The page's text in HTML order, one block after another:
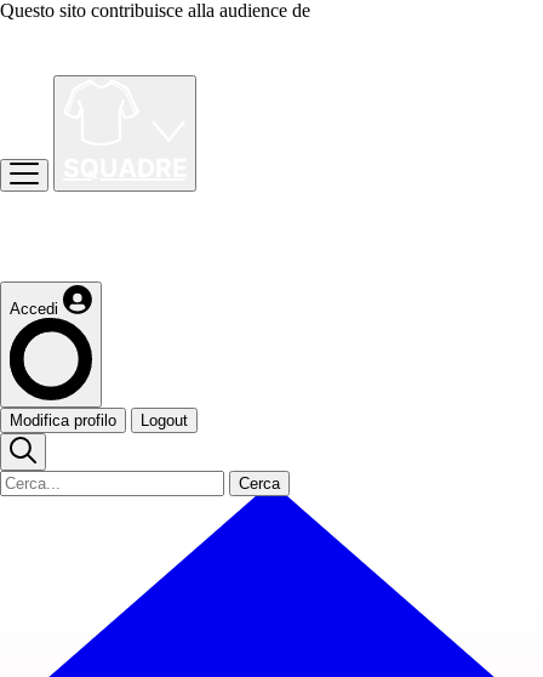
Questo sito contribuisce alla audience de
Accedi
Modifica profilo Logout
Cerca